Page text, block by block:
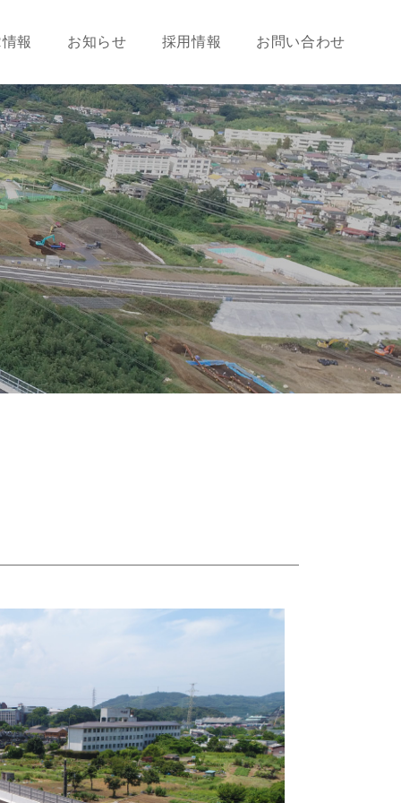
報 お知らせ 採用情報 お問い合わせ